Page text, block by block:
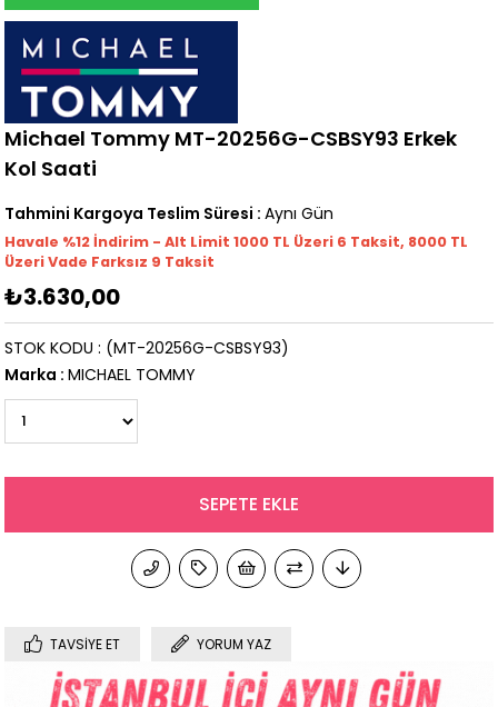
Michael Tommy MT-20256G-CSBSY93 Erkek
Kol Saati
Tahmini Kargoya Teslim Süresi : Aynı Gün
Havale %12 İndirim - Alt Limit 1000 TL Üzeri 6 Taksit, 8000 TL
Üzeri Vade Farksız 9 Taksit
₺3.630,00
(MT-20256G-CSBSY93)
STOK KODU
Marka : MICHAEL TOMMY
TAVSIYE ET YORUM YAZ